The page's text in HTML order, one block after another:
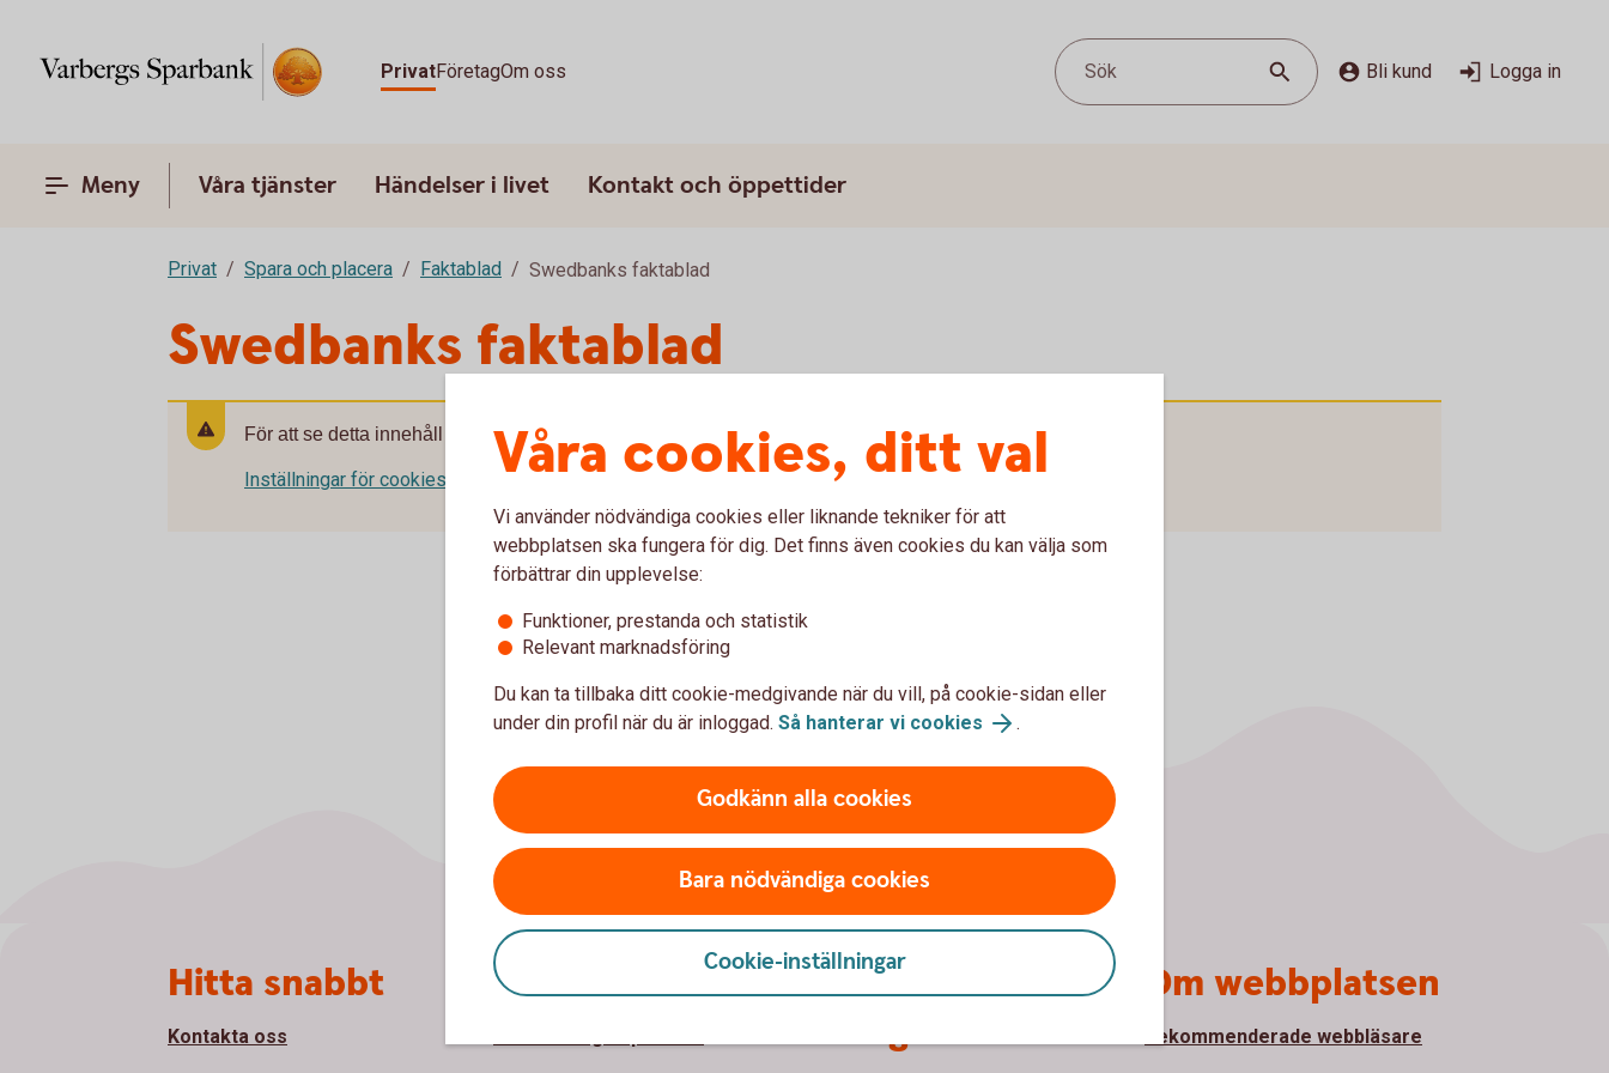
PrivatFöretagOm oss Sök Bli kund Logga in
Meny Våra tjänster Händelser i livet Kontakt och öppettider
Privat Spara och placera Faktablad Swedbanks faktablad
Swedbanks faktablad
För att se detta innehåll behöver du först godkänna cookies för Funktioner, prestanda och statistik.
Inställningar för cookies Våra cookies, ditt val
Vi använder nödvändiga cookies eller liknande tekniker för att
webbplatsen ska fungera för dig. Det finns även cookies du kan välja som
förbättrar din upplevelse:
Funktioner, prestanda och statistik
Relevant marknadsföring
Du kan ta tillbaka ditt cookie-medgivande när du vill, på cookie-sidan eller
under din profil när du är inloggad. Så hanterar vi cookies .
Godkänn alla cookies
Bara nödvändiga cookies
Cookie-inställningar
Hitta snabbt
Kontakta oss
Om oss
Säkerhet och
integritet
Om webbplatsen
Rekommenderade webbläsare